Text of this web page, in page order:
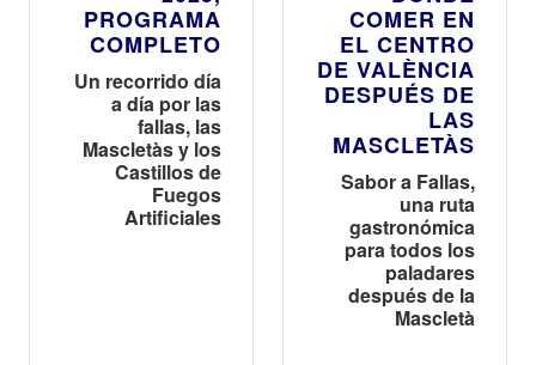
PROGRAMA
COMPLETO
Un recorrido día
a día por las
fallas, las
Mascletàs y los
Castillos de
Fuegos
Artificiales
COMER EN
EL CENTRO
DE VALÈNCIA
DESPUÉS DE
LAS
MASCLETÀS
Sabor a Fallas,
una ruta
gastronómica
para todos los
paladares
después de la
Mascletà